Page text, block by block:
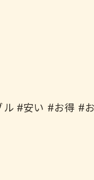
#安い #お得 #